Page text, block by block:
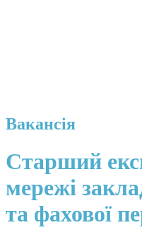
Вакансія
Старший
мережі
та фахової